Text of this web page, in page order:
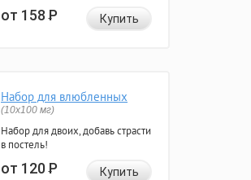
от 158Р Купить
Набор для влюбленных
(10х100 мг)
Набор для двоих, добавь страсти
в постель!
от 120Р Купить